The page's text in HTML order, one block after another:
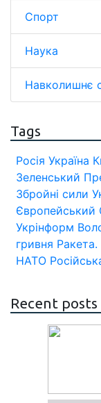
Спорт
Наука
Навколишнє
Tags
Росія Україна
Зеленський
Збройні сили
Європейський
Укрінформ
гривня Ракета.
НАТО
Recent posts